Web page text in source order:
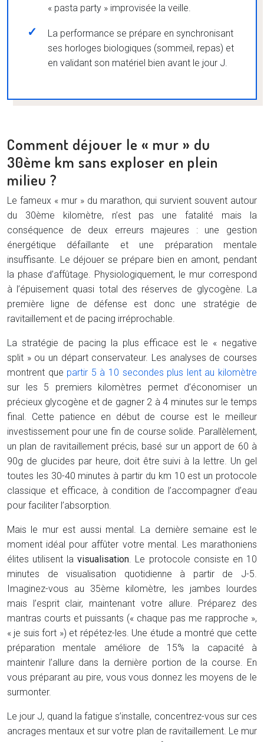
« pasta party » improvisée la veille.
La performance se prépare en synchronisant
ses horloges biologiques (sommeil, repas) et
en validant son matériel bien avant le jour J.
Comment déjouer le « mur » du
30ème km sans exploser en plein
milieu ?
Le fameux « mur » du marathon, qui survient souvent autour
du 30ème kilomètre, n’est pas une fatalité mais la
conséquence de deux erreurs majeures : une gestion
énergétique défaillante et une préparation mentale
insuffisante. Le déjouer se prépare bien en amont, pendant
la phase d’affûtage. Physiologiquement, le mur correspond
à l’épuisement quasi total des réserves de glycogène. La
première ligne de défense est donc une stratégie de
ravitaillement et de pacing irréprochable.
La stratégie de pacing la plus efficace est le « negative
split » ou un départ conservateur. Les analyses de courses
montrent que partir 5 à 10 secondes plus lent au kilomètre
sur les 5 premiers kilomètres permet d’économiser un
précieux glycogène et de gagner 2 à 4 minutes sur le temps
final. Cette patience en début de course est le meilleur
investissement pour une fin de course solide. Parallèlement,
un plan de ravitaillement précis, basé sur un apport de 60 à
90g de glucides par heure, doit être suivi à la lettre. Un gel
toutes les 30-40 minutes à partir du km 10 est un protocole
classique et efficace, à condition de l’accompagner d’eau
pour faciliter l’absorption.
Mais le mur est aussi mental. La dernière semaine est le
moment idéal pour affûter votre mental. Les marathoniens
élites utilisent lavisualisation. Le protocole consiste en 10
minutes de visualisation quotidienne à partir de J-5.
Imaginez-vous au 35ème kilomètre, les jambes lourdes
mais l’esprit clair, maintenant votre allure. Préparez des
mantras courts et puissants (« chaque pas me rapproche »,
« je suis fort ») et répétez-les. Une étude a montré que cette
préparation mentale améliore de 15% la capacité à
maintenir l’allure dans la dernière portion de la course. En
vous préparant au pire, vous vous donnez les moyens de le
surmonter.
Le jour J, quand la fatigue s’installe, concentrez-vous sur ces
ancrages mentaux et sur votre plan de ravitaillement. Le mur